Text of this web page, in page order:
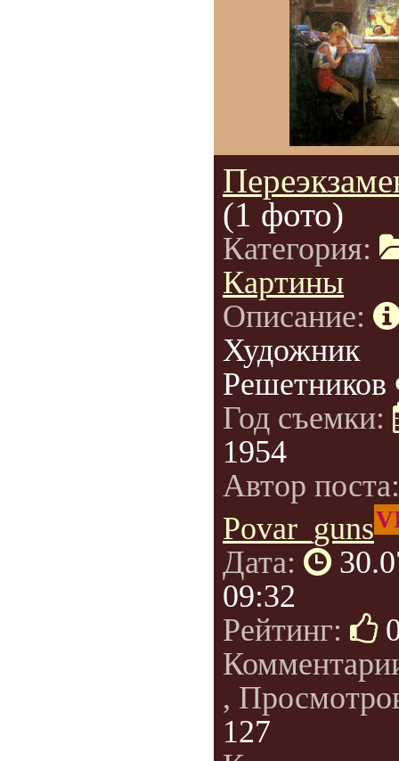
(1 фото)
Категория:
Картины
Описание:
Художник
Год съемки:
1954
Автор
Povar_guns
Дата:
09:32
Рейтинг:
,
127